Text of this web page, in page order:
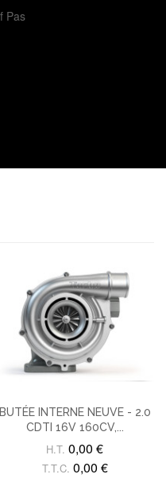
BUTÉE INTERNE NEUVE - 2.0
CDTI 16V 160CV,...
H.T. 0,00 €
T.T.C. 0,00 €